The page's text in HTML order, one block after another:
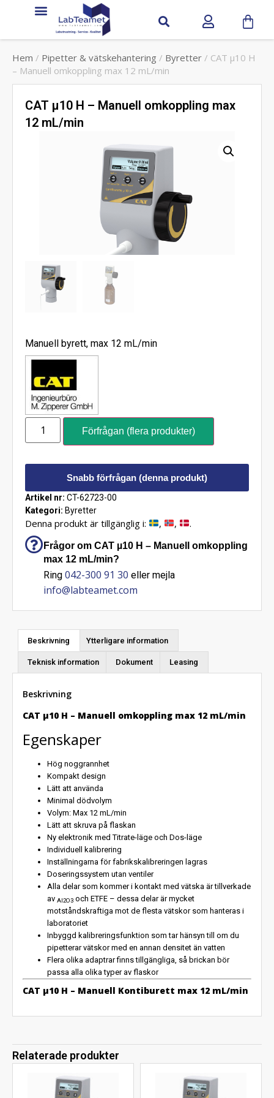
Hem / Pipetter & vätskehantering / Byretter / CAT µ10 H
– Manuell omkoppling max 12 mL/min
CAT µ10 H – Manuell omkoppling max
12 mL/min
Manuell byrett, max 12 mL/min
Förfrågan (flera produkter)
Snabb förfrågan (denna produkt)
Artikel nr: CT-62723-00
Kategori: Byretter
Denna produkt är tillgänglig i: , , .
Frågor om CAT µ10 H – Manuell omkoppling
max 12 mL/min?
Ring 042-300 91 30 eller mejla
info@labteamet.com
Beskrivning Ytterligare information
Teknisk information Dokument Leasing
Beskrivning
CAT µ10 H – Manuell omkoppling max 12 mL/min
Egenskaper
Hög noggrannhet
Kompakt design
Lätt att använda
Minimal dödvolym
Volym: Max 12 mL/min
Lätt att skruva på flaskan
Ny elektronik med Titrate-läge och Dos-läge
Individuell kalibrering
Inställningarna för fabrikskalibreringen lagras
Doseringssystem utan ventiler
Alla delar som kommer i kontakt med vätska är tillverkade
av Al2O3 och ETFE – dessa delar är mycket
motståndskraftiga mot de flesta vätskor som hanteras i
laboratoriet
Inbyggd kalibreringsfunktion som tar hänsyn till om du
pipetterar vätskor med en annan densitet än vatten
Flera olika adaptrar finns tillgängliga, så brickan bör
passa alla olika typer av flaskor
CAT µ10 H – Manuell Kontiburett max 12 mL/min
Relaterade produkter